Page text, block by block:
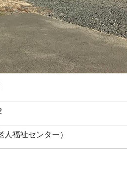
福祉センター）